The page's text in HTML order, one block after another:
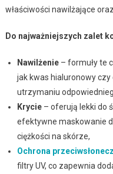
właściwości nawilżające
Do najważniejszych zalet
Nawilżenie– formuły te
jak kwas hialuronowy
utrzymaniu
Krycie– oferują lekki do
efektywne maskowanie
ciężkości na skórze,
Ochrona
filtry UV, co zapewnia